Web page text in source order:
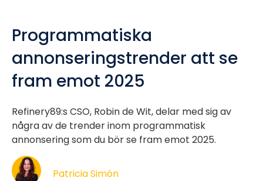
Programmatiska
annonseringstrender att se
fram emot 2025
Refinery89:s CSO, Robin de Wit, delar med sig av
några av de trender inom programmatisk
annonsering som du bör se fram emot 2025.
Patricia Simón